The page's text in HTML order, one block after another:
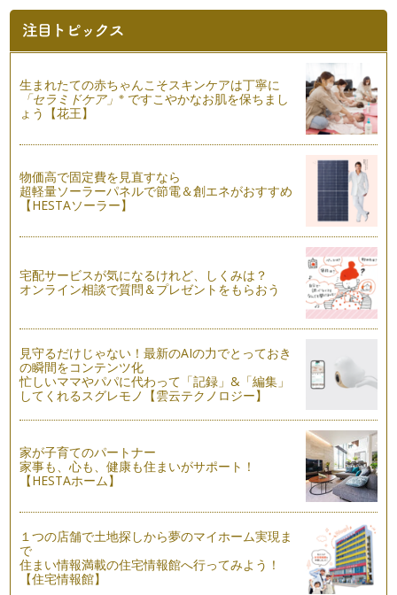
筆ペンを使いこなしてワンランク上の美文字を目指す！〜前
編〜
p.p1 {margin: 0.0px 0.0px 0.0px 0.0px; font: 1…
漢数字の『三』で横画をマスター！
漢字を書いていると多く出てくる横画、どれも同じだと思って
いませんか？ 実は一言に&…
子どもっぽい字は卒業！やってしまいがちな3つの失敗
小さい頃、大人になったら自然に大人っぽい字が書けるように
なるのでは？なんて思っていませんで…
今回は、毎日たった5分でも良いので練習してほしい文字をお
年賀状にも役立つ！美しい宛名で印象UP
手紙を見た時まず目に入るのが宛名。宛名が丁寧かどうかが、
出した人の印象を左右すると言っても…
書きやすい筆記具と正しい姿勢・持ち方で美文字に近づく！
いざ字の練習を始めたけれども、思うように書けない…そんな
時には、使っている筆…
育児で忙しくても美文字になれる！文章がグッときれいに見え
るたった3つのコツ
結婚や出産を経て、手書きで文字を書く機会が増えたという方
も多いはず。でも、きれいに書きたい…
生まれたての赤ちゃんこそスキンケアは丁寧に
「セラミドケア」※ ですこやかなお肌を保ちまし
ょう【花王】
物価高で固定費を見直すなら
超軽量ソーラーパネルで節電＆創エネがおすすめ
【HESTAソーラー】
宅配サービスが気になるけれど、しくみは？
オンライン相談で質問＆プレゼントをもらおう
見守るだけじゃない！最新のAIの力でとっておき
の瞬間をコンテンツ化
忙しいママやパパに代わって「記録」&「編集」
してくれるスグレモノ【雲云テクノロジー】
家が子育てのパートナー
家事も、心も、健康も住まいがサポート！
【HESTAホーム】
１つの店舗で土地探しから夢のマイホーム実現ま
で
住まい情報満載の住宅情報館へ行ってみよう！
【住宅情報館】